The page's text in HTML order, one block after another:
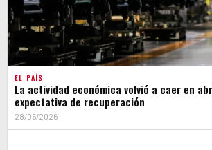
EL PAÍS
La actividad económica volvió a caer en
expectativa de recuperación
28/05/2026